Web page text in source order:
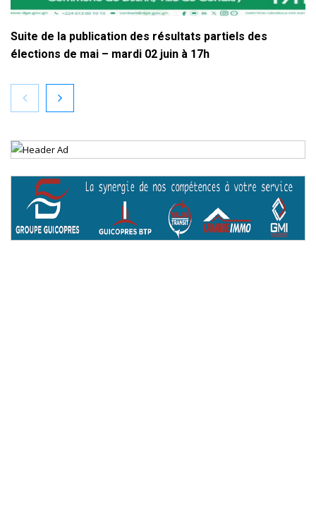
Suite de la publication des résultats partiels des
élections de mai – mardi 02 juin à 17h